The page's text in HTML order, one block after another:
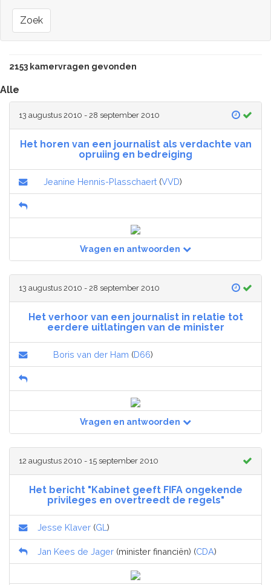
Zoek
2153 kamervragen gevonden
Alle
13 augustus 2010 - 28 september 2010
Het horen van een journalist als verdachte van
opruiing en bedreiging
Jeanine Hennis-Plasschaert (VVD)
Vragen en antwoorden
13 augustus 2010 - 28 september 2010
Het verhoor van een journalist in relatie tot
eerdere uitlatingen van de minister
Boris van der Ham (D66)
Vragen en antwoorden
12 augustus 2010 - 15 september 2010
Het bericht "Kabinet geeft FIFA ongekende
privileges en overtreedt de regels"
Jesse Klaver (GL )
Jan Kees de Jager (minister financiën) (CDA)